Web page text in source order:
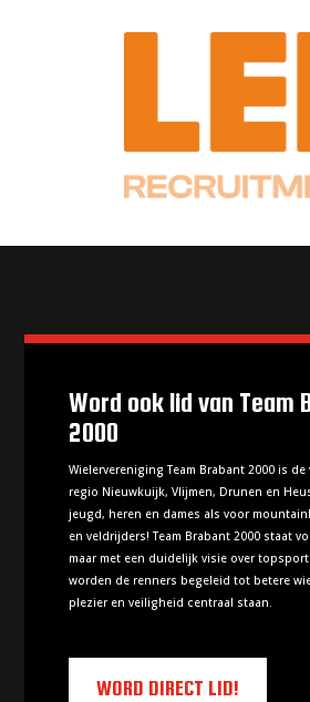
Word ook lid van Team
2000
Wielervereniging Team Brabant 2000 is
regio Nieuwkuijk, Vlijmen, Drunen en
jeugd, heren en dames als voor
en veldrijders! Team Brabant 2000 staat
maar met een duidelijk visie over
worden de renners begeleid tot betere
plezier en veiligheid centraal staan.
WORD DIRECT LID!